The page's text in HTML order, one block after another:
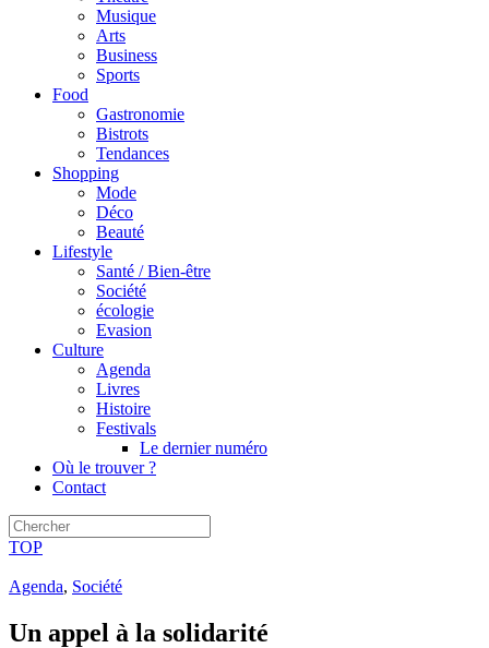
Musique
Arts
Business
Sports
Food
Gastronomie
Bistrots
Tendances
Shopping
Mode
Déco
Beauté
Lifestyle
Santé / Bien-être
Société
écologie
Evasion
Culture
Agenda
Livres
Histoire
Festivals
Le dernier numéro
Où le trouver ?
Contact
TOP
Agenda, Société
Un appel à la solidarité